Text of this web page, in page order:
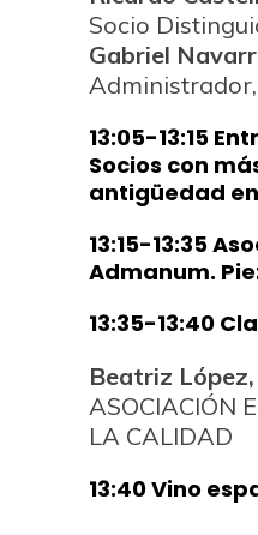
Socio
Gabriel
Administrador,
13:05-13:15
Socios con
antigüedad
13:15-13:35
Admanum.
13:35-13:40
Beatriz López,
ASOCIACIÓN
LA CALIDAD
13:40 Vino